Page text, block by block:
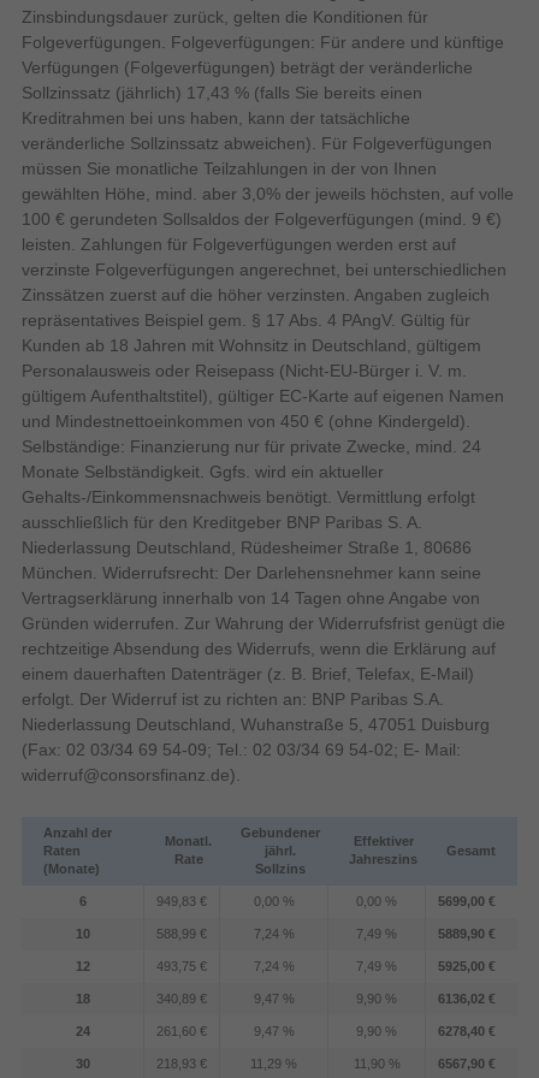
Eins ist sicher: deine Privatsphäre auf Samsung
TV-Geräten. Alle deine sensiblen Daten wie
Passwörter, werden durch mehrere Soft- und
Hardware-Maßnahmen geschützt. Außerdem
sichert Samsung Knox Security alle deine IoT-
Geräte, die über die SmartThings App mit deinem
Fernseher verbunden sind. So wird etwa die
Ausführung nicht autorisierter bösartiger Apps
automatisch blockiert, sobald sie erkannt werden.
Zu guter Letzt sorgen wir mit regelmäßigen
Updates dafür, dass dein TV-Gerät sicher bleibt.
Frag deinen TV alles. Samsung Vision
AI is here.
Samsung Vision AI Companion
Der Samsung Vision AI Companion eröffnet dir
ganz einfache Wege der Interaktion. Mehrere AI-
Agenten können deine Fragen sofort beantworten
– mit visueller Unterstützung durch Bilder und
Videos. Das fängt bei Szenenerklärungen an und
hört bei Tipps für Restaurants in deiner Umgebung
noch lange nicht auf. So kommst du in den Genuss
eines vielseitigen, personalisierten Erlebnisses
Unser bisher fortschrittlichster AI-
gestützter 4K-Prozessor
Audio-Vorwahldeskriptor
Adaptiver Klang
(OTS+)
Q-Symphonie
Aktiver Sprachverstärker
(AVA)
Bildschirm
Motion Interpolation
Technologie
Motion Xcelerator
Bildschirmtechnologie
Natives Seitenverhältnis
Bildqualität
Bildschirmform Flach
unterstützt
165 Hz
Bildwiederholfrequenz
Bildwinkel, horizontal
Reaktionszeit
210 cm
Bildschirmdiagonale
Display-Auflösung 3840 x 2160 Pixel
Zinsbindungsdauer zurück, gelten die Konditionen für
Folgeverfügungen. Folgeverfügungen: Für andere und künftige
Verfügungen (Folgeverfügungen) beträgt der veränderliche
Sollzinssatz (jährlich) 17,43 % (falls Sie bereits einen
Kreditrahmen bei uns haben, kann der tatsächliche
veränderliche Sollzinssatz abweichen). Für Folgeverfügungen
müssen Sie monatliche Teilzahlungen in der von Ihnen
gewählten Höhe, mind. aber 3,0% der jeweils höchsten, auf volle
100 € gerundeten Sollsaldos der Folgeverfügungen (mind. 9 €)
leisten. Zahlungen für Folgeverfügungen werden erst auf
verzinste Folgeverfügungen angerechnet, bei unterschiedlichen
Zinssätzen zuerst auf die höher verzinsten. Angaben zugleich
repräsentatives Beispiel gem. § 17 Abs. 4 PAngV. Gültig für
Kunden ab 18 Jahren mit Wohnsitz in Deutschland, gültigem
Personalausweis oder Reisepass (Nicht-EU-Bürger i. V. m.
gültigem Aufenthaltstitel), gültiger EC-Karte auf eigenen Namen
und Mindestnettoeinkommen von 450 € (ohne Kindergeld).
Selbständige: Finanzierung nur für private Zwecke, mind. 24
Monate Selbständigkeit. Ggfs. wird ein aktueller
Gehalts-/Einkommensnachweis benötigt. Vermittlung erfolgt
ausschließlich für den Kreditgeber BNP Paribas S. A.
Niederlassung Deutschland, Rüdesheimer Straße 1, 80686
München. Widerrufsrecht: Der Darlehensnehmer kann seine
Vertragserklärung innerhalb von 14 Tagen ohne Angabe von
Gründen widerrufen. Zur Wahrung der Widerrufsfrist genügt die
rechtzeitige Absendung des Widerrufs, wenn die Erklärung auf
einem dauerhaften Datenträger (z. B. Brief, Telefax, E-Mail)
erfolgt. Der Widerruf ist zu richten an: BNP Paribas S.A.
Niederlassung Deutschland, Wuhanstraße 5, 47051 Duisburg
(Fax: 02 03/34 69 54-09; Tel.: 02 03/34 69 54-02; E- Mail:
widerruf@consorsfinanz.de).
Anzahl der
Raten
(Monate)
Monatl.
Rate
Gebundener
jährl.
Sollzins
Effektiver
Jahreszins
Gesamt
6 949,83 € 0,00 % 0,00 % 5699,00 €
10 588,99 € 7,24 % 7,49 % 5889,90 €
12 493,75 € 7,24 % 7,49 % 5925,00 €
18 340,89 € 9,47 % 9,90 % 6136,02 €
24 261,60 € 9,47 % 9,90 % 6278,40 €
30 218,93 € 11,29 % 11,90 % 6567,90 €